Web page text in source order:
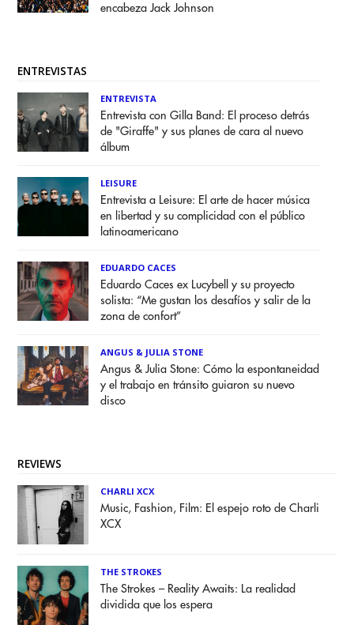
encabeza Jack Johnson
ENTREVISTAS
ENTREVISTA
Entrevista con Gilla Band: El proceso detrás
de "Giraffe" y sus planes de cara al nuevo
álbum
LEISURE
Entrevista a Leisure: El arte de hacer música
en libertad y su complicidad con el público
latinoamericano
EDUARDO CACES
Eduardo Caces ex Lucybell y su proyecto
solista: “Me gustan los desafíos y salir de la
zona de confort”
ANGUS & JULIA STONE
Angus & Julia Stone: Cómo la espontaneidad
y el trabajo en tránsito guiaron su nuevo
disco
REVIEWS
CHARLI XCX
Music, Fashion, Film: El espejo roto de Charli
XCX
THE STROKES
The Strokes – Reality Awaits: La realidad
dividida que los espera